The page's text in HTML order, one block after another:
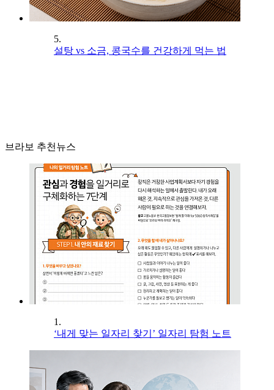
5.
설탕 vs 소금, 콩국수를 건강하게 먹는 법
브라보 추천뉴스
1.
‘내게 맞는 일자리 찾기’ 일자리 탐험 노트